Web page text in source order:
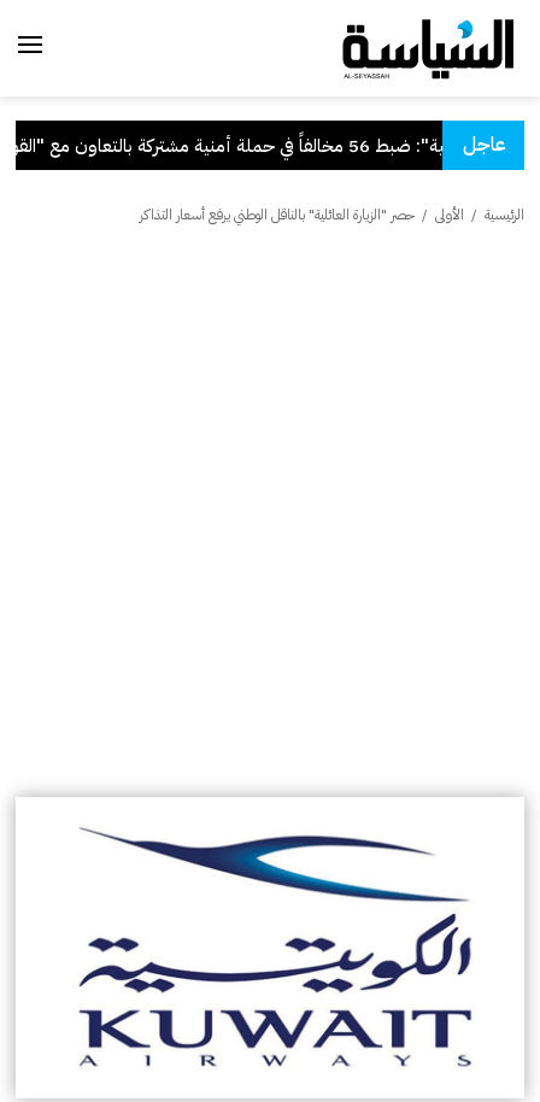
عاجل
"الداخلية": ضبط 56 مخالفاً في حملة أمنية مشتركة بالتعاون مع "القوى العاملة"
الرئيسية / الأولى / حصر "الزيارة العائلية" بالناقل الوطني يرفع أسعار التذاكر